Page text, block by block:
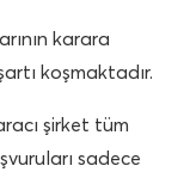
karara
koşmaktadır.
şirket tüm
sadece